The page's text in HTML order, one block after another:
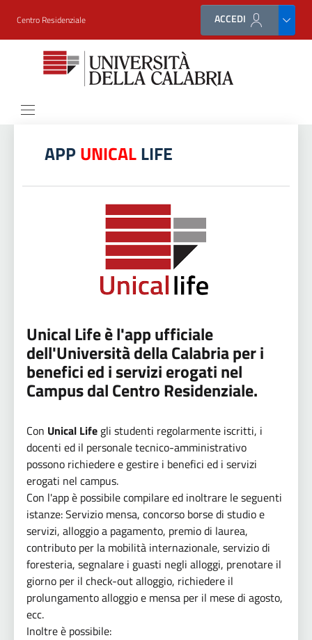
Centro Residenziale ACCEDI
APPUNICALLIFE
Unical Life è l'app ufficiale
dell'Università della Calabria per i
benefici ed i servizi erogati nel
Campus dal Centro Residenziale.
Con Unical Life gli studenti regolarmente iscritti, i
docenti ed il personale tecnico-amministrativo
possono richiedere e gestire i benefici ed i servizi
erogati nel campus.
Con l'app è possibile compilare ed inoltrare le seguenti
istanze: Servizio mensa, concorso borse di studio e
servizi, alloggio a pagamento, premio di laurea,
contributo per la mobilità internazionale, servizio di
foresteria, segnalare i guasti negli alloggi, prenotare il
giorno per il check-out alloggio, richiedere il
prolungamento alloggio e mensa per il mese di agosto,
ecc.
Inoltre è possibile: